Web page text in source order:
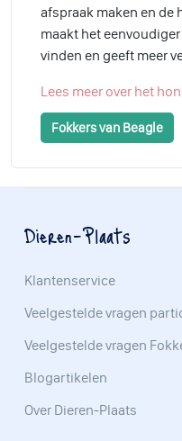
afspraak maken en
maakt het
vinden en geeft meer
Lees meer over het
Fokkers van Beagle
Dieren-Plaats
Klantenservice
Veelgestelde vragen
Veelgestelde vragen
Blogartikelen
Over Dieren-Plaats